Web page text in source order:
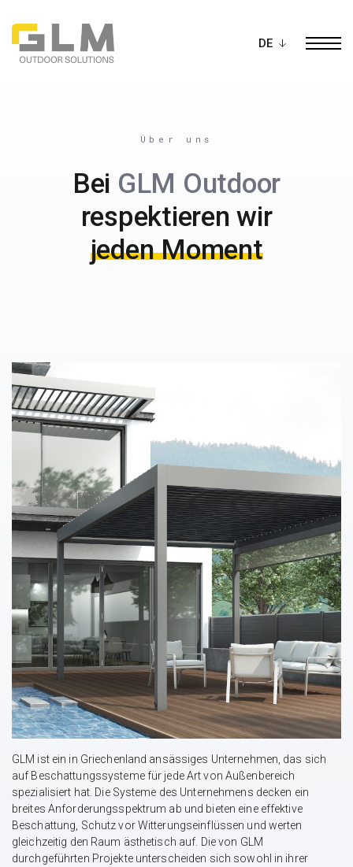
Über uns
Bei GLM Outdoor
respektieren wir
jeden Moment
GLM ist ein in Griechenland ansässiges Unternehmen, das sich
auf Beschattungssysteme für jede Art von Außenbereich
spezialisiert hat. Die Systeme des Unternehmens decken ein
breites Anforderungsspektrum ab und bieten eine effektive
Beschattung, Schutz vor Witterungseinflüssen und werten
gleichzeitig den Raum ästhetisch auf. Die von GLM
durchgeführten Projekte unterscheiden sich sowohl in ihrer